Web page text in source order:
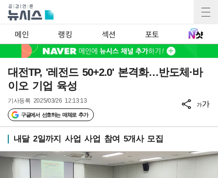
메인 랭킹 섹션 포토
대전TP, '레전드 50+2.0' 본격화…반도체·바
이오 기업 육성
기사등록 2025/03/26 12:13:13
구글에서 선호하는 매체로 추가
가가
내달 2일까지 사업 사업 참여 5개사 모집